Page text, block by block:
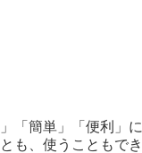
「簡単」「便利」
も、使うこともでき